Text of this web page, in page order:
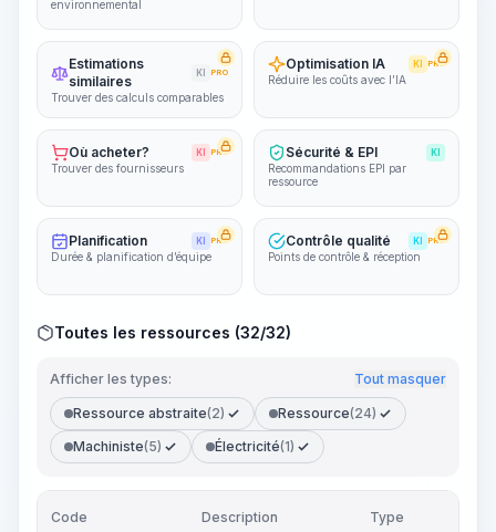
environnemental
Estimations
similaires
KI PRO
Trouver des calculs comparables
Optimisation IA KI PRO
Réduire les coûts avec l’IA
Où acheter? KI PRO
Trouver des fournisseurs
Sécurité & EPI KI
Recommandations EPI par
ressource
Planification KI PRO
Durée & planification d’équipe
Contrôle qualité KI PRO
Points de contrôle & réception
Toutes les ressources (32/32)
Afficher les types: Tout masquer
Ressource abstraite(2) Ressource(24)
Machiniste(5) Électricité(1)
Code Description Type